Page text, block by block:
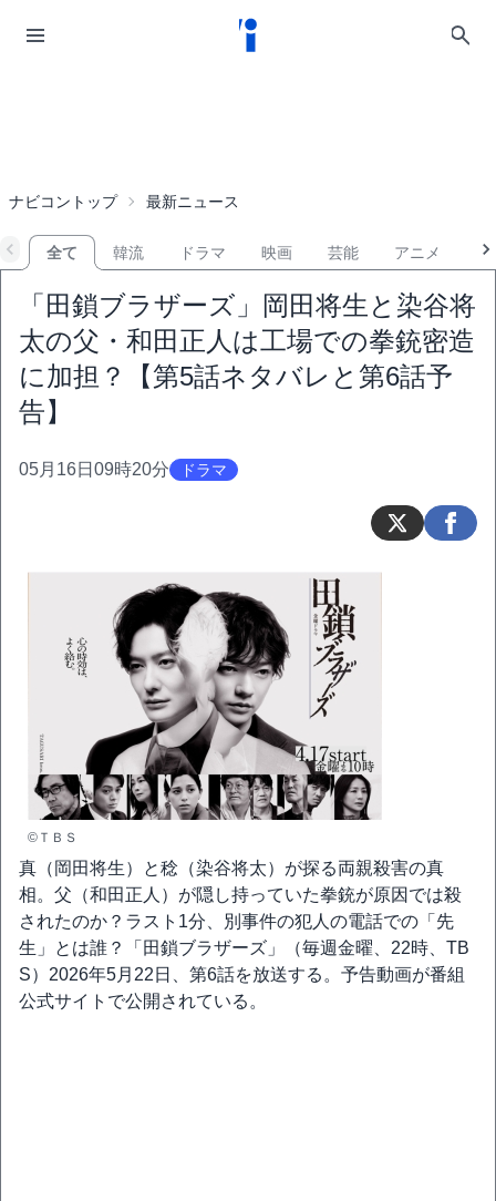
ナビコントップ 最新ニュース
全て 韓流 ドラマ 映画 芸能 アニメ
「田鎖ブラザーズ」岡田将生と染谷将
太の父・和田正人は工場での拳銃密造
に加担？【第5話ネタバレと第6話予
告】
05月16日09時20分 ドラマ
©ＴＢＳ
真（岡田将生）と稔（染谷将太）が探る両親殺害の真
相。父（和田正人）が隠し持っていた拳銃が原因では殺
されたのか？ラスト1分、別事件の犯人の電話での「先
生」とは誰？「田鎖ブラザーズ」（毎週金曜、22時、TB
S）2026年5月22日、第6話を放送する。予告動画が番組
公式サイトで公開されている。